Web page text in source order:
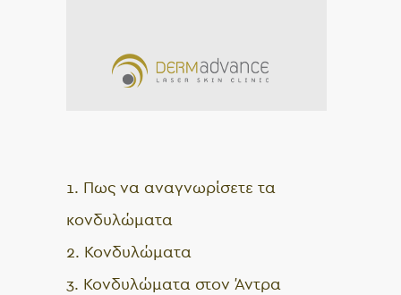
1. Πως να αναγνωρίσετε τα
κονδυλώματα
2. Κονδυλώματα
3. Κονδυλώματα στον Άντρα